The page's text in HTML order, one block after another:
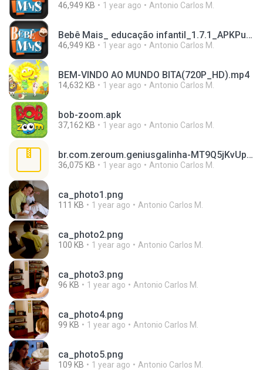
46,949 KB 1 year ago Antonio Carlos M.
Bebê Mais_ educação infantil_1.7.1_APKPure.apk
46,949 KB 1 year ago Antonio Carlos M.
BEM-VINDO AO MUNDO BITA(720P_HD).mp4
14,632 KB 1 year ago Antonio Carlos M.
bob-zoom.apk
37,162 KB 1 year ago Antonio Carlos M.
br.com.zeroum.geniusgalinha-MT9Q5jKvUpzutvAtqdGJkw==.zip
36,075 KB 1 year ago Antonio Carlos M.
ca_photo1.png
111 KB 1 year ago Antonio Carlos M.
ca_photo2.png
100 KB 1 year ago Antonio Carlos M.
ca_photo3.png
96 KB 1 year ago Antonio Carlos M.
ca_photo4.png
99 KB 1 year ago Antonio Carlos M.
ca_photo5.png
109 KB 1 year ago Antonio Carlos M.